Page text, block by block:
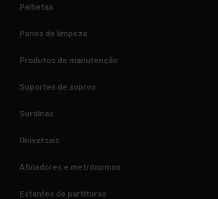
Palhetas
Panos de limpeza
Produtos de manutenção
Suportes de sopros
Surdinas
Universais
Afinadores e metrónomos
Estantes de partituras